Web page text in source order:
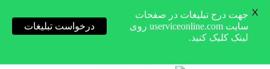
جهت درج تبلیغات در صفحات
سایت userviceonline.com روی
لینک کلیک کنید.
درخواست تبلیغات
X